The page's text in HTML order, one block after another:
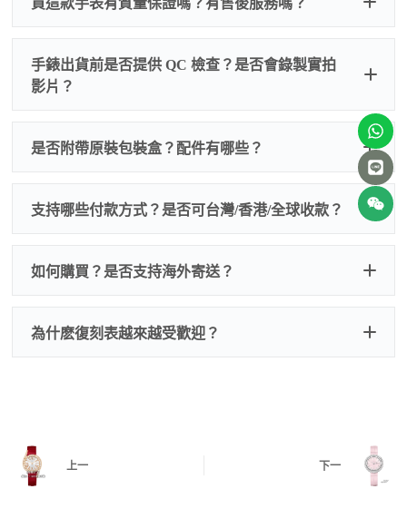
非人
為事故，免費維修三年
人為事故我們只收更換配件
的費用，配件很便宜，大多數兩位數，貴一點也就一
手錶出貨前是否提供 QC 檢查？是否會錄製實拍
影片？
QC 品
質檢查
度、錶帶等部位是否完好無瑕、貼合緊密。
是否有異音，再根據款式進行上弦與功能測試。
給您確認，確定沒有問題後才會安排出貨。
是否附帶原裝包裝盒？配件有哪些？
我們默認會提供普通盒子，如果需要原裝盒子可
以找我們搭配，選擇原裝盒子附屬配件：原裝盒
如是鋼帶手錶會贈送拆錶帶工具。
注：部分原裝盒子需要加錢購買，價格也不貴。
支持哪些付款方式？是否可台灣/香港/全球收款？
交易方式
如何購買？是否支持海外寄送？
為什麽復刻表越來越受歡迎？
：以原裝價格的十分之一即可享受相
同外觀與佩戴質感。
上一 下一